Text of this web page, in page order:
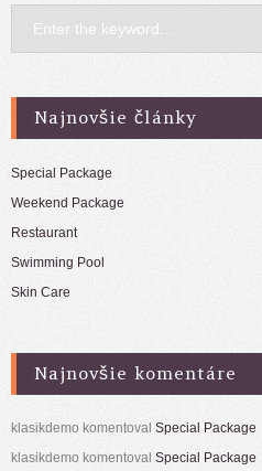
Najnovšie články
Special Package
Weekend Package
Restaurant
Swimming Pool
Skin Care
Najnovšie komentáre
klasikdemo komentoval Special Package
klasikdemo komentoval Special Package